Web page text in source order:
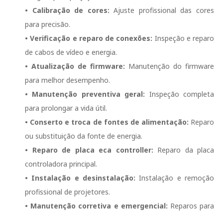
• Calibração de cores: Ajuste profissional das cores
para precisão.
• Verificação e reparo de conexões: Inspeção e reparo
de cabos de vídeo e energia.
• Atualização de firmware: Manutenção do firmware
para melhor desempenho.
• Manutenção preventiva geral: Inspeção completa
para prolongar a vida útil.
• Conserto e troca de fontes de alimentação: Reparo
ou substituição da fonte de energia.
• Reparo de placa eca controller: Reparo da placa
controladora principal.
• Instalação e desinstalação: Instalação e remoção
profissional de projetores.
• Manutenção corretiva e emergencial: Reparos para